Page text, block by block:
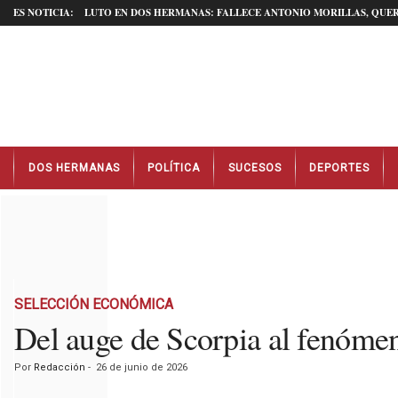
ES NOTICIA: LUTO EN DOS HERMANAS: FALLECE ANTONIO MORILLAS,
t
DOS HERMANAS POLÍTICA SUCESOS DEPORTES
SELECCIÓN ECONÓMICA
Del auge de Scorpia al
Por Redacción - 26 de junio de 2026